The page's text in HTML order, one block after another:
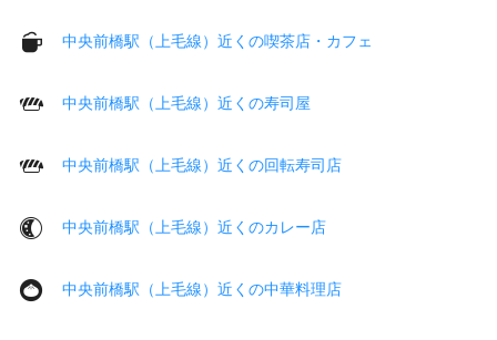
中央前橋駅（上毛線）近くの喫茶店・カフェ
中央前橋駅（上毛線）近くの寿司屋
中央前橋駅（上毛線）近くの回転寿司店
中央前橋駅（上毛線）近くのカレー店
中央前橋駅（上毛線）近くの中華料理店